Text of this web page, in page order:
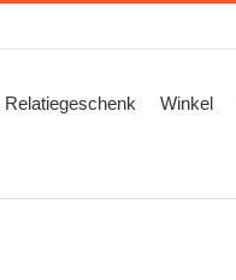
Relatiegeschenk Winkel